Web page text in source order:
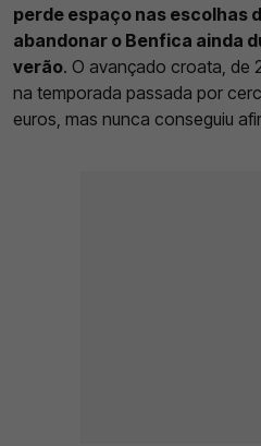
perde espaço nas escolhas
abandonar o Benfica ainda
verão. O avançado croata, de
na temporada passada por
euros, mas nunca conseguiu